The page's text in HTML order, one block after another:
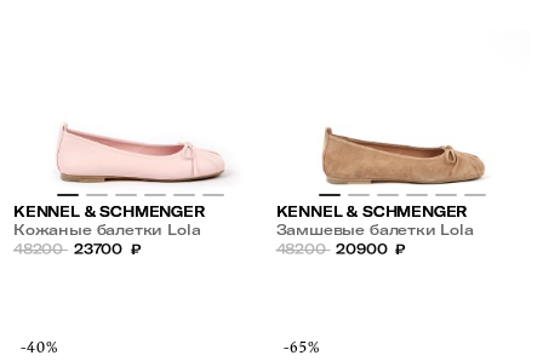
KENNEL & SCHMENGER
Кожаные балетки Lola
48200 23700 ₽
KENNEL & SCHMENGER
Замшевые балетки Lola
48200 20900 ₽
-40% -65%